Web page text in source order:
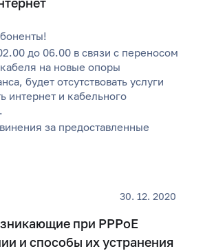
до 06.00 в связи с переносом
на новые опоры
будет отсутствовать услуги
интернет и кабельного
за предоставленные
30. 12. 2020
при PPPoE
и способы их устранения